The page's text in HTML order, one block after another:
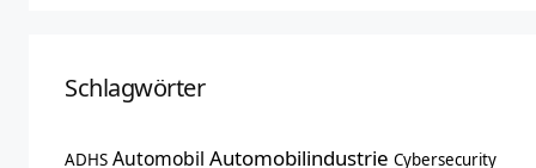
Schlagwörter
ADHS Automobil Automobilindustrie Cybersecurity